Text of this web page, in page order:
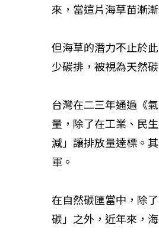
來，當這片海草苗漸
但海草的潛力不止於
少碳排，被視為天然
台灣在二三年通過《
量，除了在工業、民
減」讓排放量達標。
軍。
在自然碳匯當中，除
碳」之外，近年來，